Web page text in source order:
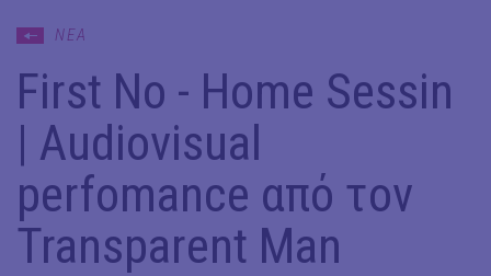
ΝΕΑ
First No - Home Sessin
| Audiovisual
perfomance από τον
Transparent Man